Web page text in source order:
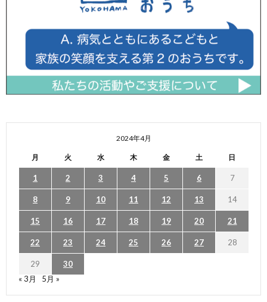
2024年4月
月 火 水 木 金 土 日
1 2 3 4 5 6 7
8 9 10 11 12 13 14
15 16 17 18 19 20 21
22 23 24 25 26 27 28
29
30
« 3月
5月 »